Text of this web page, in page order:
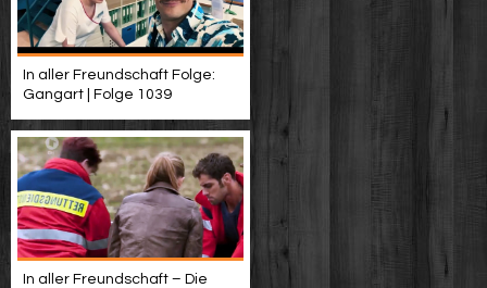
In aller Freundschaft Folge:
Gangart | Folge 1039
In aller Freundschaft – Die